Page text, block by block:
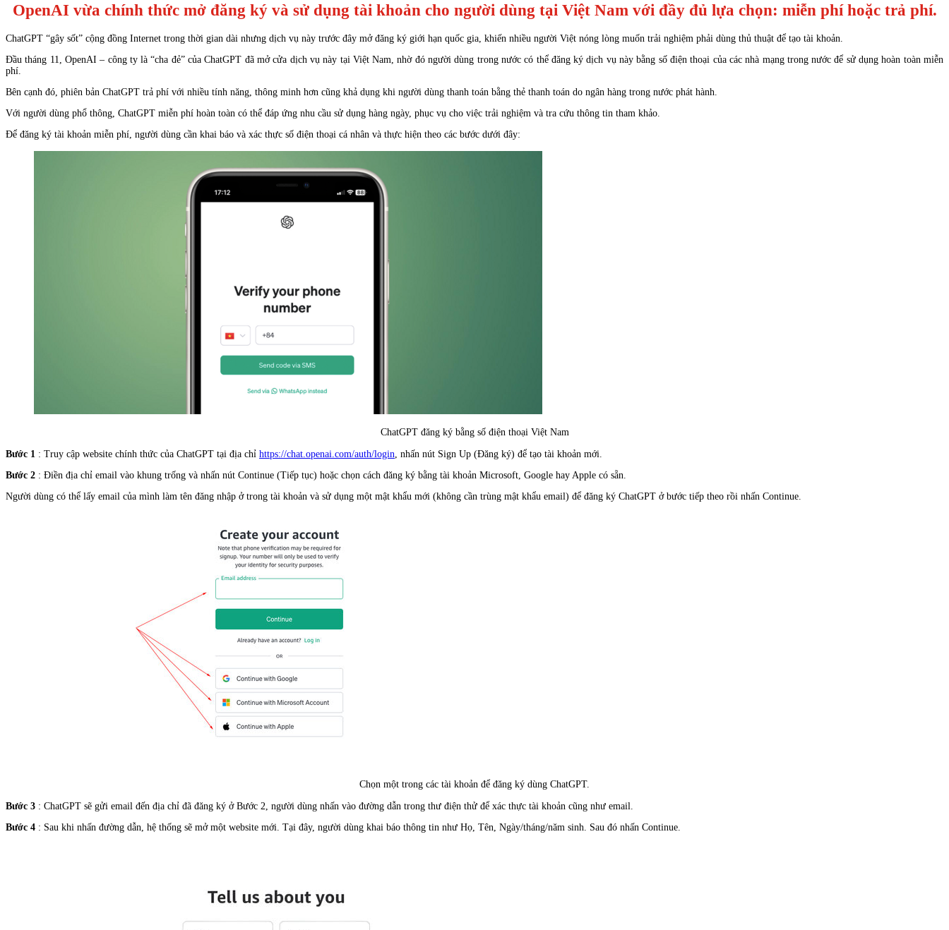
OpenAI vừa chính thức mở đăng ký và sử dụng tài khoản cho người dùng tại Việt Nam với đầy đủ lựa chọn: miễn phí hoặc trả phí.
ChatGPT “gây sốt” cộng đồng Internet trong thời gian dài nhưng dịch vụ này trước đây mở đăng ký giới hạn quốc gia, khiến nhiều người Việt nóng lòng muốn trải nghiệm phải dùng thủ thuật để tạo tài khoản.
Đầu tháng 11, OpenAI – công ty là “cha đẻ” của ChatGPT đã mở cửa dịch vụ này tại Việt Nam, nhờ đó người dùng trong nước có thể đăng ký dịch vụ này bằng số điện thoại của các nhà mạng trong nước để sử dụng hoàn toàn miễn
phí.
Bên cạnh đó, phiên bản ChatGPT trả phí với nhiều tính năng, thông minh hơn cũng khả dụng khi người dùng thanh toán bằng thẻ thanh toán do ngân hàng trong nước phát hành.
Với người dùng phổ thông, ChatGPT miễn phí hoàn toàn có thể đáp ứng nhu cầu sử dụng hàng ngày, phục vụ cho việc trải nghiệm và tra cứu thông tin tham khảo.
Để đăng ký tài khoản miễn phí, người dùng cần khai báo và xác thực số điện thoại cá nhân và thực hiện theo các bước dưới đây:
ChatGPT đăng ký bằng số điện thoại Việt Nam
Bước 1 : Truy cập website chính thức của ChatGPT tại địa chỉ https://chat.openai.com/auth/login , nhấn nút Sign Up (Đăng ký) để tạo tài khoản mới.
Bước 2 : Điền địa chỉ email vào khung trống và nhấn nút Continue (Tiếp tục) hoặc chọn cách đăng ký bằng tài khoản Microsoft, Google hay Apple có sẵn.
Người dùng có thể lấy email của mình làm tên đăng nhập ở trong tài khoản và sử dụng một mật khẩu mới (không cần trùng mật khẩu email) để đăng ký ChatGPT ở bước tiếp theo rồi nhấn Continue.
Chọn một trong các tài khoản để đăng ký dùng ChatGPT.
Bước 3 : ChatGPT sẽ gửi email đến địa chỉ đã đăng ký ở Bước 2, người dùng nhấn vào đường dẫn trong thư điện thử để xác thực tài khoản cũng như email.
Bước 4 : Sau khi nhấn đường dẫn, hệ thống sẽ mở một website mới. Tại đây, người dùng khai báo thông tin như Họ, Tên, Ngày/tháng/năm sinh. Sau đó nhấn Continue.